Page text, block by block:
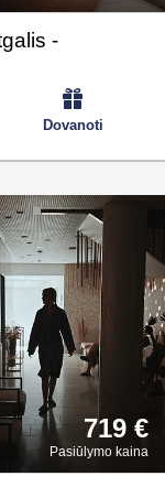
-
Dovanoti
719 €
Pasiūlymo kaina